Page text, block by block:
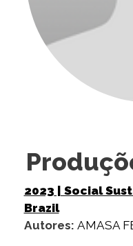
2023 | Social
Brazil
Autores: AMASA